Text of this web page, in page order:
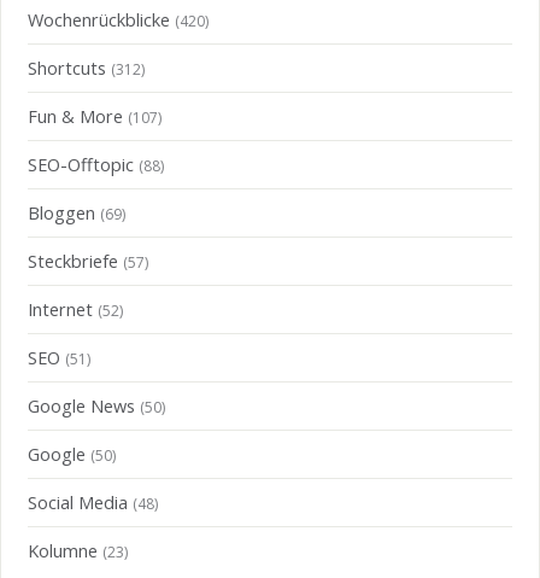
Wochenrückblicke (420)
Shortcuts (312)
Fun & More (107)
SEO-Offtopic (88)
Bloggen (69)
Steckbriefe (57)
Internet (52)
SEO (51)
Google News (50)
Google (50)
Social Media (48)
Kolumne (23)